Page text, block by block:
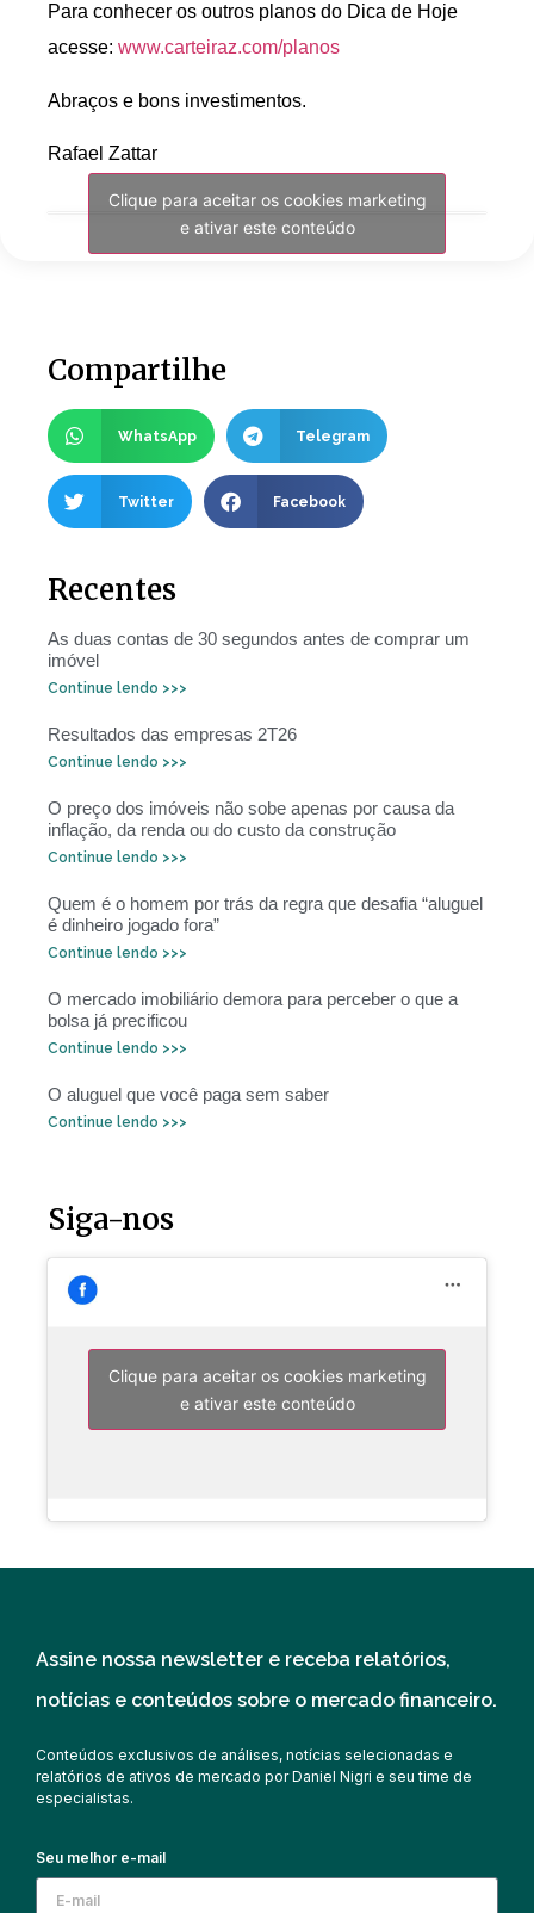
Para conhecer os outros planos do Dica de Hoje
acesse: www.carteiraz.com/planos
Abraços e bons investimentos.
Rafael Zattar
Clique para aceitar os cookies marketing
e ativar este conteúdo
Compartilhe
WhatsApp Telegram
Twitter Facebook
Recentes
As duas contas de 30 segundos antes de comprar um
imóvel
Continue lendo >>>
Resultados das empresas 2T26
Continue lendo >>>
O preço dos imóveis não sobe apenas por causa da
inflação, da renda ou do custo da construção
Continue lendo >>>
Quem é o homem por trás da regra que desafia “aluguel
é dinheiro jogado fora”
Continue lendo >>>
O mercado imobiliário demora para perceber o que a
bolsa já precificou
Continue lendo >>>
O aluguel que você paga sem saber
Continue lendo >>>
Siga-nos
Clique para aceitar os cookies marketing
e ativar este conteúdo
Assine nossa newsletter e receba relatórios,
notícias e conteúdos sobre o mercado financeiro.
Conteúdos exclusivos de análises, notícias selecionadas e
relatórios de ativos de mercado por Daniel Nigri e seu time de
especialistas.
Seu melhor e-mail